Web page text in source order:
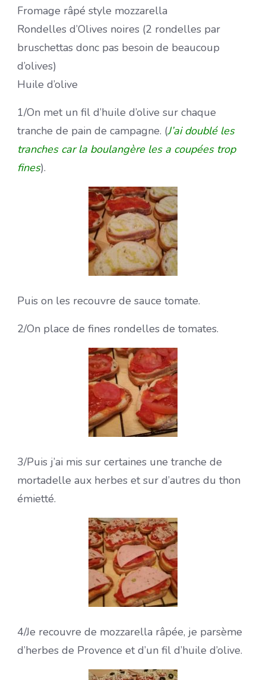
Fromage râpé style mozzarella
Rondelles d’Olives noires (2 rondelles par
bruschettas donc pas besoin de beaucoup
d’olives)
Huile d’olive
1/On met un fil d’huile d’olive sur chaque
tranche de pain de campagne. (J’ai doublé les
tranches car la boulangère les a coupées trop
fines).
Puis on les recouvre de sauce tomate.
2/On place de fines rondelles de tomates.
3/Puis j’ai mis sur certaines une tranche de
mortadelle aux herbes et sur d’autres du thon
émietté.
4/Je recouvre de mozzarella râpée, je parsème
d’herbes de Provence et d’un fil d’huile d’olive.